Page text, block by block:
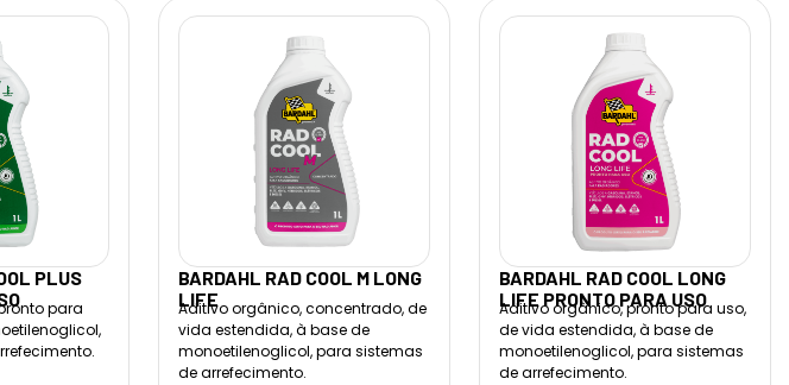
PLUS
para
BARDAHL RAD COOL M LONG
LIFE
Aditivo orgânico, concentrado, de
vida estendida, à base de
monoetilenoglicol, para sistemas
de arrefecimento.
BARDAHL RAD COOL LONG
LIFE PRONTO PARA USO
Aditivo orgânico, pronto para uso,
de vida estendida, à base de
monoetilenoglicol, para sistemas
de arrefecimento.